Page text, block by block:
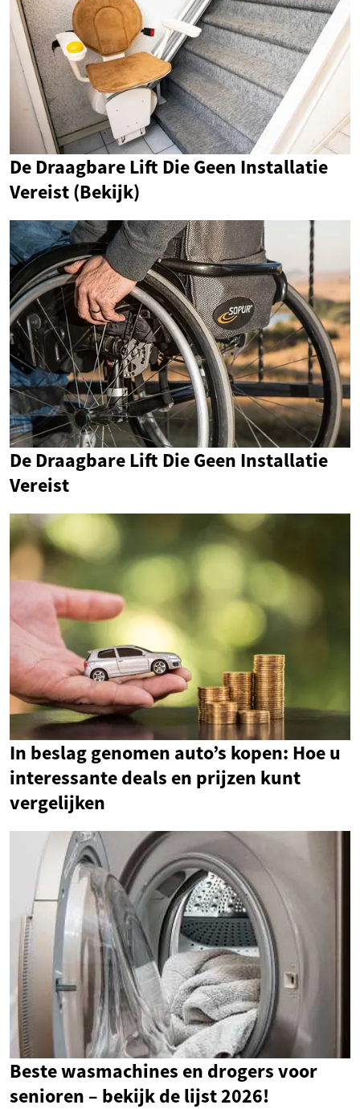
De Draagbare Lift Die Geen Installatie
Vereist (Bekijk)
De Draagbare Lift Die Geen Installatie
Vereist
In beslag genomen auto’s kopen: Hoe u
interessante deals en prijzen kunt
vergelijken
Beste wasmachines en drogers voor
senioren – bekijk de lijst 2026!